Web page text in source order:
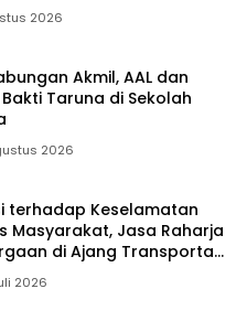
2026
Akmil, AAL dan
Taruna di Sekolah
2026
terhadap Keselamatan
Masyarakat, Jasa Raharja
di Ajang Transportasi
2026
2026